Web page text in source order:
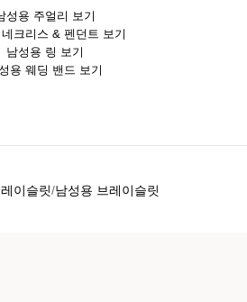
성용 주얼리 보기
크리스 & 펜던트 보기
남성용 링 보기
용 웨딩 밴드 보기
이슬릿 남성용 브레이슬릿